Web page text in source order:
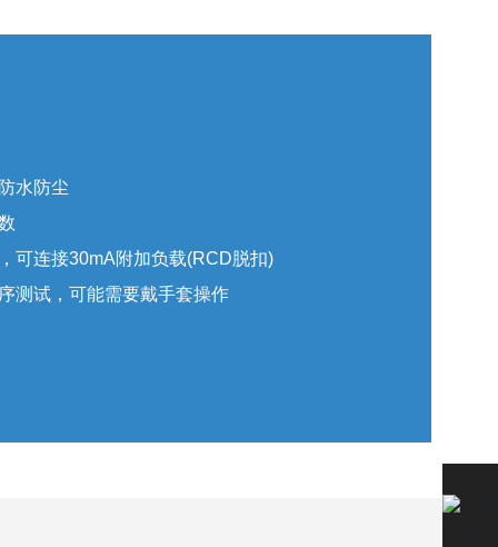
水防尘
可连接30mA附加负载(RCD脱扣)
测试，可能需要戴手套操作